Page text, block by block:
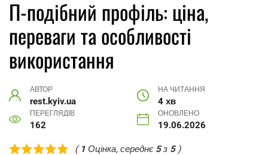
П-подібний профіль: ціна,
переваги та особливості
використання
АВТОР
rest.kyiv.ua
НА ЧИТАННЯ
4 хв
ПЕРЕГЛЯДІВ
162
ОНОВЛЕНО
19.06.2026
( 1 Оцінка, середнє 5з 5)